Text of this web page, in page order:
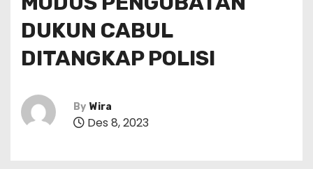
DUKUN CABUL
DITANGKAP POLISI
By Wira
Des 8, 2023